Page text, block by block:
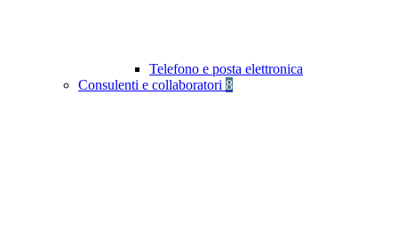
Telefono e posta elettronica
Consulenti e collaboratori 8